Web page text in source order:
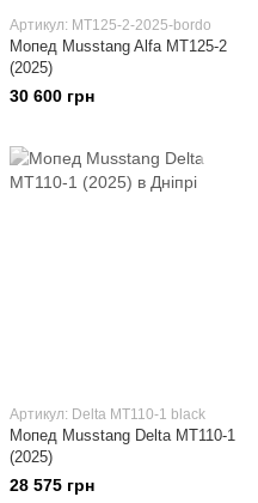
Артикул: MT125-2-2025-bordo
Мопед Musstang Alfa MT125-2
(2025)
30 600 грн
Артикул: Delta MT110-1 black
Мопед Musstang Delta MT110-1
(2025)
28 575 грн